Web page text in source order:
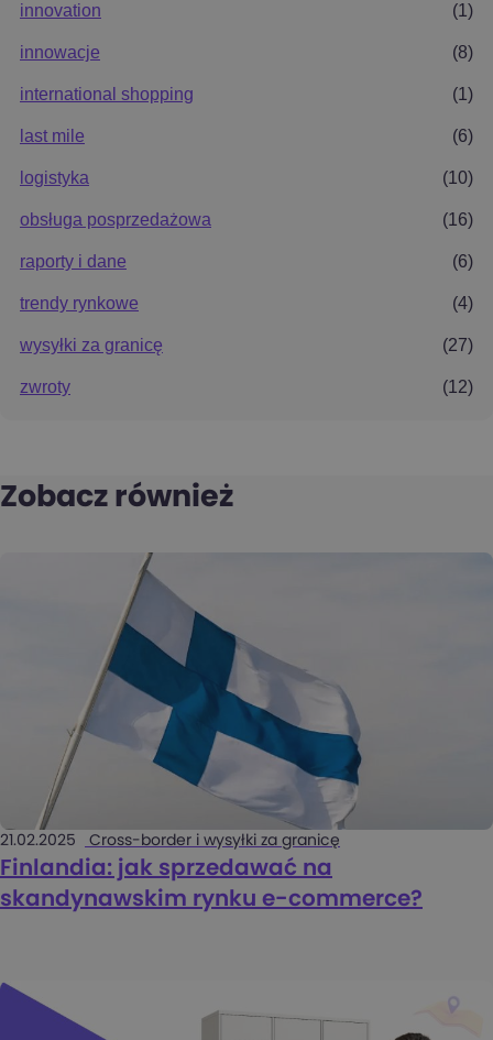
innovation (1)
innowacje (8)
international shopping (1)
last mile (6)
logistyka (10)
obsługa posprzedażowa (16)
raporty i dane (6)
trendy rynkowe (4)
wysyłki za granicę (27)
zwroty (12)
Zobacz również
21.02.2025 Cross-border i wysyłki za granicę
Finlandia: jak sprzedawać na
skandynawskim rynku e-commerce?